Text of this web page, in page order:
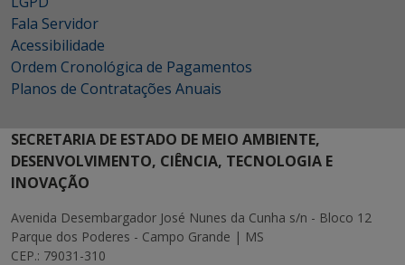
Fala Servidor
Acessibilidade
Ordem Cronológica de Pagamentos
Planos de Contratações Anuais
SECRETARIA DE ESTADO DE MEIO AMBIENTE,
DESENVOLVIMENTO, CIÊNCIA, TECNOLOGIA E
INOVAÇÃO
Avenida Desembargador José Nunes da Cunha s/n - Bloco 12
Parque dos Poderes - Campo Grande | MS
CEP.: 79031-310